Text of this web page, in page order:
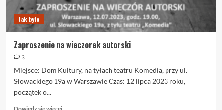
Jak było
Zaproszenie na wieczorek autorski
3
Miejsce: Dom Kultury, na tyłach teatru Komedia, przy ul.
Słowackiego 19a w Warszawie Czas: 12 lipca 2023 roku,
początek o...
Dowiedz się więcejDowiedz